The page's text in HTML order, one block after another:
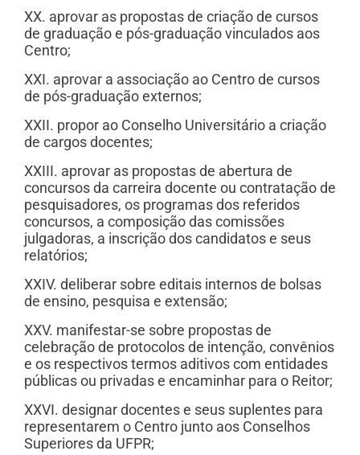
XX. aprovar as propostas de criação de cursos
de graduação e pós-graduação vinculados aos
Centro;
XXI. aprovar a associação ao Centro de cursos
de pós-graduação externos;
XXII. propor ao Conselho Universitário a criação
de cargos docentes;
XXIII. aprovar as propostas de abertura de
concursos da carreira docente ou contratação de
pesquisadores, os programas dos referidos
concursos, a composição das comissões
julgadoras, a inscrição dos candidatos e seus
relatórios;
XXIV. deliberar sobre editais internos de bolsas
de ensino, pesquisa e extensão;
XXV. manifestar-se sobre propostas de
celebração de protocolos de intenção, convênios
e os respectivos termos aditivos com entidades
públicas ou privadas e encaminhar para o Reitor;
XXVI. designar docentes e seus suplentes para
representarem o Centro junto aos Conselhos
Superiores da UFPR;